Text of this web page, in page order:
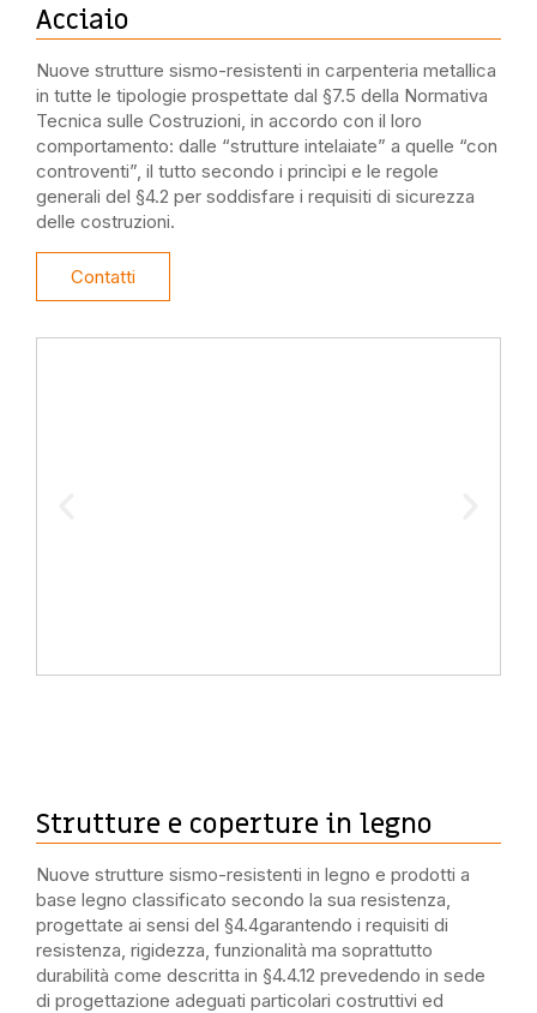
Acciaio
Nuove strutture sismo-resistenti in carpenteria metallica
in tutte le tipologie prospettate dal §7.5 della Normativa
Tecnica sulle Costruzioni, in accordo con il loro
comportamento: dalle “strutture intelaiate” a quelle “con
controventi”, il tutto secondo i princìpi e le regole
generali del §4.2 per soddisfare i requisiti di sicurezza
delle costruzioni.
Contatti
Strutture e coperture in legno
Nuove strutture sismo-resistenti in legno e prodotti a
base legno classificato secondo la sua resistenza,
progettate ai sensi del §4.4garantendo i requisiti di
resistenza, rigidezza, funzionalità ma soprattutto
durabilità come descritta in §4.4.12 prevedendo in sede
di progettazione adeguati particolari costruttivi ed